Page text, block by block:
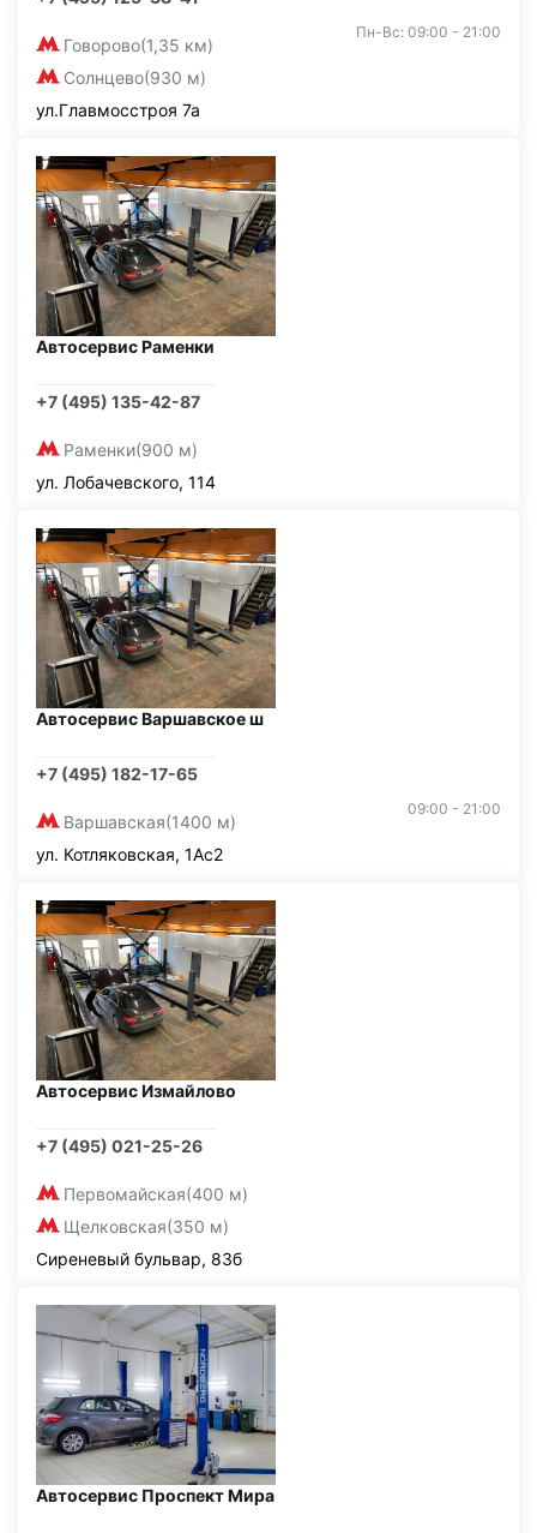
Говорово(1,35 км)
Солнцево(930 м)
Пн-Вс: 09:00 - 21:00
ул.Главмосстроя 7а
Автосервис Раменки
+7 (495) 135-42-87
Раменки(900 м)
ул. Лобачевского, 114
Автосервис Варшавское ш
+7 (495) 182-17-65
Варшавская(1400 м)
09:00 - 21:00
ул. Котляковская, 1Ас2
Автосервис Измайлово
+7 (495) 021-25-26
Первомайская(400 м)
Щелковская(350 м)
Сиреневый бульвар, 83б
Автосервис Проспект Мира